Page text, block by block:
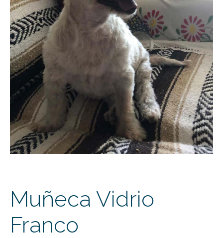
Muñeca Vidrio
Franco